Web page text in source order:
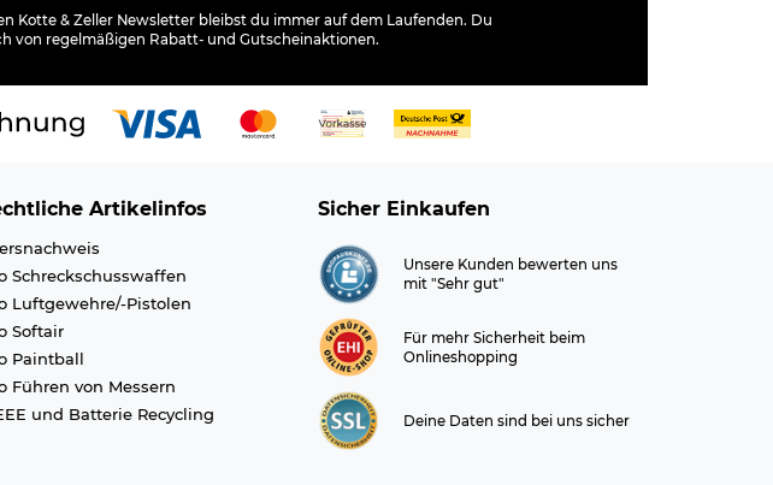
Kotte & Zeller Newsletter bleibst du immer auf dem Laufenden. Du
von regelmäßigen Rabatt- und Gutscheinaktionen.
Artikelinfos
Schreckschusswaffen
Luftgewehre/-Pistolen
Softair
Paintball
Führen von Messern
und Batterie Recycling
Sicher Einkaufen
Unsere Kunden bewerten uns
mit "Sehr gut"
Für mehr Sicherheit beim
Onlineshopping
Deine Daten sind bei uns sicher